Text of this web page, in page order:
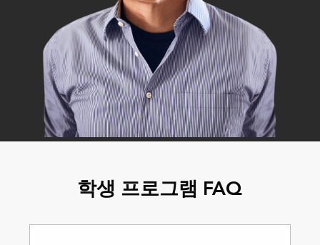
학생 프로그램 FAQ